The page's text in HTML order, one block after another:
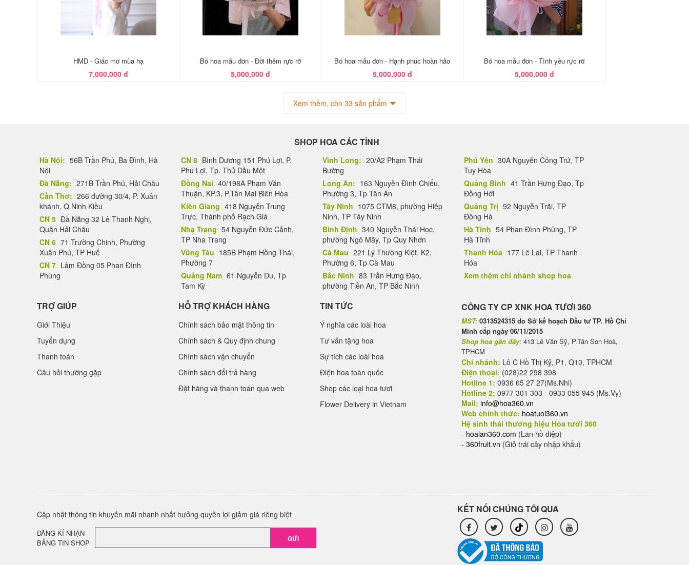
HMD - Giấc mơ mùa hạ
7,000,000 đ
Bó hoa mẫu đơn - Đời thêm rực rỡ
5,000,000 đ
Bó hoa mẫu đơn - Hạnh phúc hoàn hảo
5,000,000 đ
Bó hoa mẫu đơn - Tình yêu rực rỡ
5,000,000 đ
Xem thêm, còn 33 sản phẩm
SHOP HOA CÁC TỈNH
Hà Nội: 56B Trần Phú, Ba Đình, Hà
Nội
Đà Nẵng: 271B Trần Phú, Hải Châu
Cần Thơ: 266 đường 30/4, P. Xuân
khánh, Q.Ninh Kiều
CN 5 Đà Nẵng 32 Lê Thanh Nghị,
Quận Hải Châu
CN 6 71 Trường Chinh, Phường
Xuân Phú, TP Huế
CN 7 Lâm Đồng 05 Phan Đình
Phùng
CN 8 Bình Dương 151 Phú Lợi, P.
Phú Lợi, Tp. Thủ Dầu Một
Đồng Nai 40/198A Phạm Văn
Thuận, KP.3, P.Tân Mai Biên Hòa
Kiên Giang 418 Nguyễn Trung
Trực, Thành phố Rạch Giá
Nha Trang 54 Nguyễn Đức Cảnh,
TP Nha Trang
Vũng Tàu 185B Phạm Hồng Thái,
Phường 7
Quảng Nam 61 Nguyễn Du, Tp
Tam Kỳ
Vĩnh Long: 20/A2 Phạm Thái
Bường
Long An: 163 Nguyễn Đình Chiểu,
Phường 3, Tp Tân An
Tây Ninh 1075 CTM8, phường Hiệp
Ninh, TP Tây Ninh
Bình Định 340 Nguyễn Thái Học,
phường Ngô Mây, Tp Quy Nhơn
Cà Mau 221 Lý Thường Kiệt, K2,
Phường 6, Tp Cà Mau
Bắc Ninh 83 Trần Hưng Đạo,
phường Tiền An, TP Bắc Ninh
Phú Yên 30A Nguyễn Công Trứ, TP
Tuy Hòa
Quảng Bình 41 Trần Hưng Đạo, Tp
Đồng Hới
Quảng Trị 92 Nguyễn Trãi, TP
Đông Hà
Hà Tĩnh 54 Phan Đình Phùng, TP
Hà Tĩnh
Thanh Hóa 177 Lê Lai, TP Thanh
Hóa
Xem thêm chi nhánh shop hoa
TRỢ GIÚP
Giới Thiệu
Tuyển dụng
Thanh toán
Câu hỏi thường gặp
HỖ TRỢ KHÁCH HÀNG
Chính sách bảo mật thông tin
Chính sách & Quy định chung
Chính sách vận chuyển
Chính sách đổi trả hàng
Đặt hàng và thanh toán qua web
TIN TỨC
Ý nghĩa các loài hoa
Tư vấn tặng hoa
Sự tích các loài hoa
Điện hoa toàn quốc
Shop các loại hoa tươi
Flower Delivery in Vietnam
CÔNG TY CP XNK HOA TƯƠI 360
MST: 0313524315 do Sở kế hoạch Đầu tư TP. Hồ Chí
Minh cấp ngày 06/11/2015
Shop hoa gần đây: 413 Lê Văn Sỹ, P.Tân Sơn Hoà,
TPHCM
Chi nhánh: Lô C Hồ Thị Kỷ, P1, Q10, TPHCM
Điện thoại: (028)22 298 398
Hotline 1: 0936 65 27 27(Ms.Nhi)
Hotline 2: 0977 301 303 - 0933 055 945 (Ms.Vy)
Mail: info@hoa360.vn
Web chính thức: hoatuoi360.vn
Hệ sinh thái thương hiệu Hoa tươi 360
- hoalan360.com (Lan hồ điệp)
- 360fruit.vn (Giỏ trái cây nhập khẩu)
Cập nhật thông tin khuyến mãi nhanh nhất hưởng quyền lợi giảm giá riêng biệt
ĐĂNG KÍ NHẬN
BẢNG TIN SHOP
GỬI
KẾT NỐI CHÚNG TÔI QUA